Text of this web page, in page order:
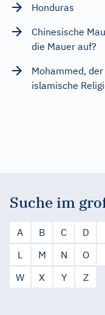
Honduras
Chinesische
die Mauer auf?
Mohammed,
islamische
Suche im
A B C D
L
M N O
W
X Y Z